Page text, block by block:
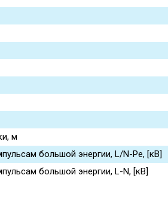
м
большой энергии, L/N-Pe, [кВ]
большой энергии, L-N, [кВ]